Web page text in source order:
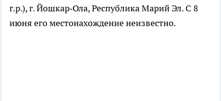
г.р.), г. Йошкар‑Ола, Республика Марий Эл. С 8
июня его местонахождение неизвестно.